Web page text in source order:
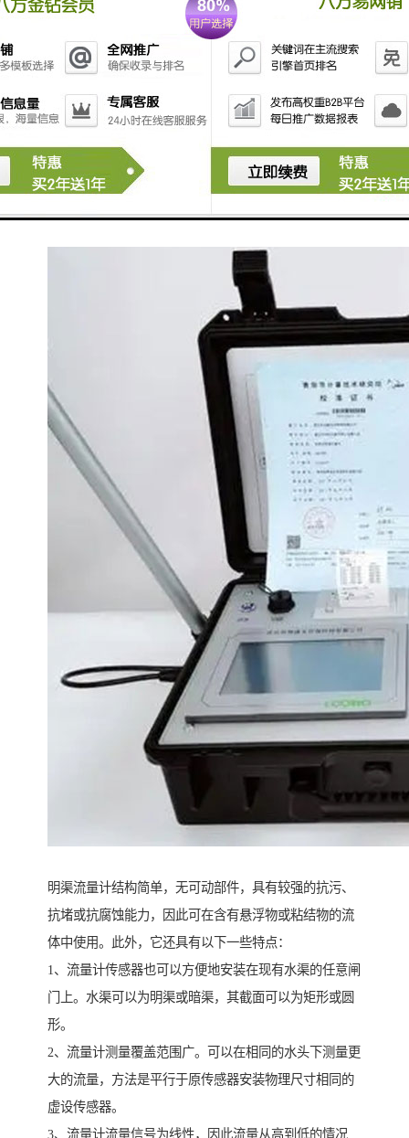
1） 水路大小和形状，流速范围，流量和小流量；
2） 测量度要求；
3） 流量计设置场所和环境条件；
4） 液体状况，洁净程度，含有固相浓度，腐蚀性；
5） 现场允许落差（或升高水位）和渠道坡度；
6） 与液体接触的仪表零部件材料；
明渠流量计结构简单，无可动部件，具有较强的抗污、
抗堵或抗腐蚀能力，因此可在含有悬浮物或粘结物的流
体中使用。此外，它还具有以下一些特点：
1、流量计传感器也可以方便地安装在现有水渠的任意闸
门上。水渠可以为明渠或暗渠，其截面可以为矩形或圆
形。
2、流量计测量覆盖范围广。可以在相同的水头下测量更
大的流量，方法是平行于原传感器安装物理尺寸相同的
虚设传感器。
3、流量计流量信号为线性，因此流量从高到低的情况